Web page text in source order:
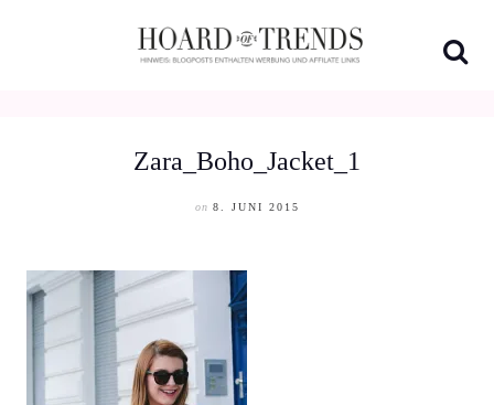
Zara_Boho_Jacket_1
on 8. JUNI 2015